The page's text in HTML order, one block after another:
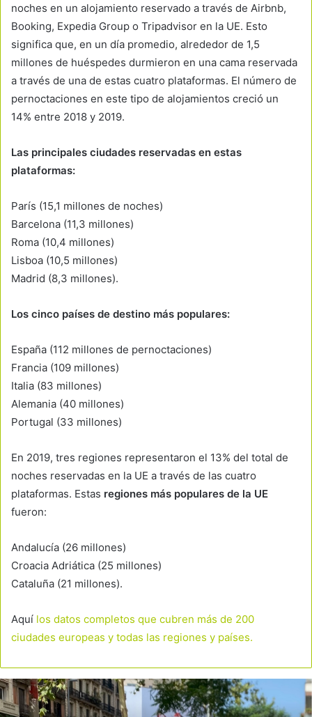
noches en un alojamiento reservado a través de Airbnb,
Booking, Expedia Group o Tripadvisor en la UE. Esto
significa que, en un día promedio, alrededor de 1,5
millones de huéspedes durmieron en una cama reservada
a través de una de estas cuatro plataformas. El número de
pernoctaciones en este tipo de alojamientos creció un
14% entre 2018 y 2019.
Las principales ciudades reservadas en estas
plataformas:
París (15,1 millones de noches)
Barcelona (11,3 millones)
Roma (10,4 millones)
Lisboa (10,5 millones)
Madrid (8,3 millones).
Los cinco países de destino más populares:
España (112 millones de pernoctaciones)
Francia (109 millones)
Italia (83 millones)
Alemania (40 millones)
Portugal (33 millones)
En 2019, tres regiones representaron el 13% del total de
noches reservadas en la UE a través de las cuatro
plataformas. Estas regiones más populares de la UE
fueron:
Andalucía (26 millones)
Croacia Adriática (25 millones)
Cataluña (21 millones).
Aquí los datos completos que cubren más de 200
ciudades europeas y todas las regiones y países.